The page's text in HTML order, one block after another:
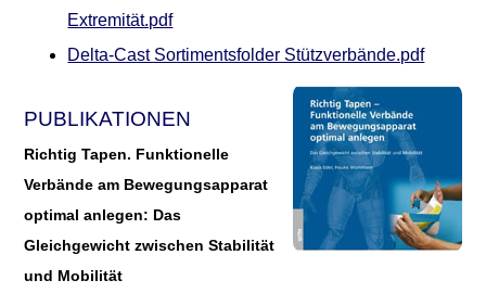
Extremität.pdf
Delta-Cast Sortimentsfolder Stützverbände.pdf
PUBLIKATIONEN
Richtig Tapen. Funktionelle
Verbände am Bewegungsapparat
optimal anlegen: Das
Gleichgewicht zwischen Stabilität
und Mobilität